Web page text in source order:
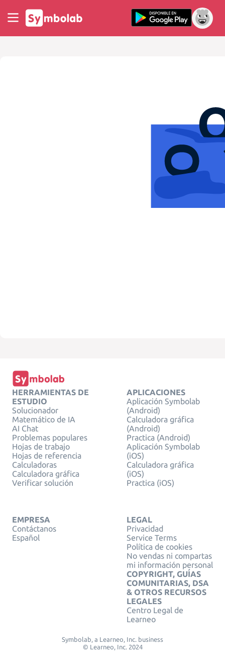
HERRAMIENTAS DE
ESTUDIO
Solucionador
Matemático de IA
AI Chat
Problemas populares
Hojas de trabajo
Hojas de referencia
Calculadoras
Calculadora gráfica
Verificar solución
APLICACIONES
Aplicación Symbolab
(Android)
Calculadora gráfica
(Android)
Practica (Android)
Aplicación Symbolab
(iOS)
Calculadora gráfica
(iOS)
Practica (iOS)
EMPRESA
Contáctanos
Español
LEGAL
Privacidad
Service Terms
Política de cookies
No vendas ni compartas
mi información personal
COPYRIGHT, GUÍAS
COMUNITARIAS, DSA
& OTROS RECURSOS
LEGALES
Centro Legal de
Learneo
Symbolab, a Learneo, Inc. business
© Learneo, Inc. 2024